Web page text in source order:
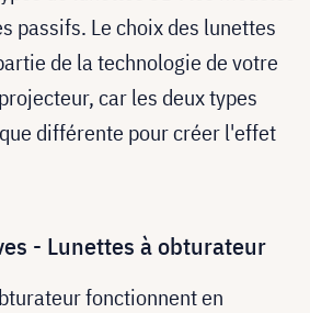
passifs. Le choix des lunettes
de la technologie de votre
car les deux types
différente pour créer l'effet
- Lunettes à obturateur
fonctionnent en